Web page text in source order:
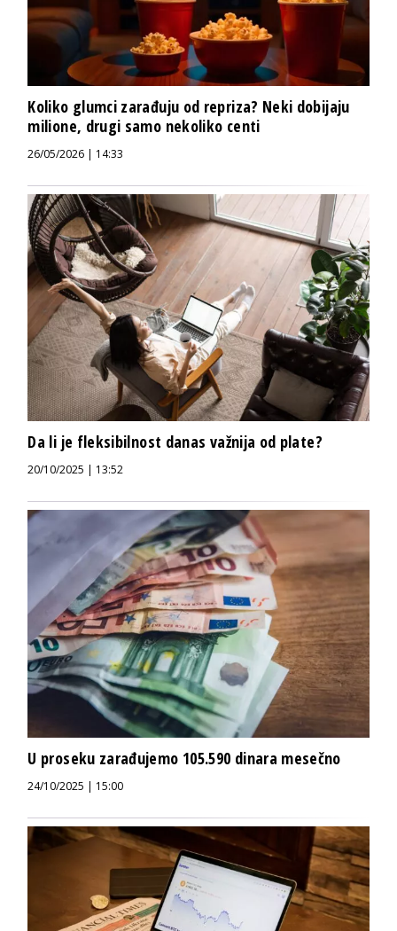
Koliko glumci zarađuju od repriza? Neki dobijaju
milione, drugi samo nekoliko centi
26/05/2026 | 14:33
Da li je fleksibilnost danas važnija od plate?
20/10/2025 | 13:52
U proseku zarađujemo 105.590 dinara mesečno
24/10/2025 | 15:00